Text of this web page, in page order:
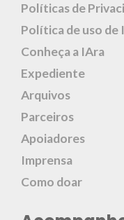
Políticas de
Política de uso
Conheça a IAra
Expediente
Arquivos
Parceiros
Apoiadores
Imprensa
Como doar